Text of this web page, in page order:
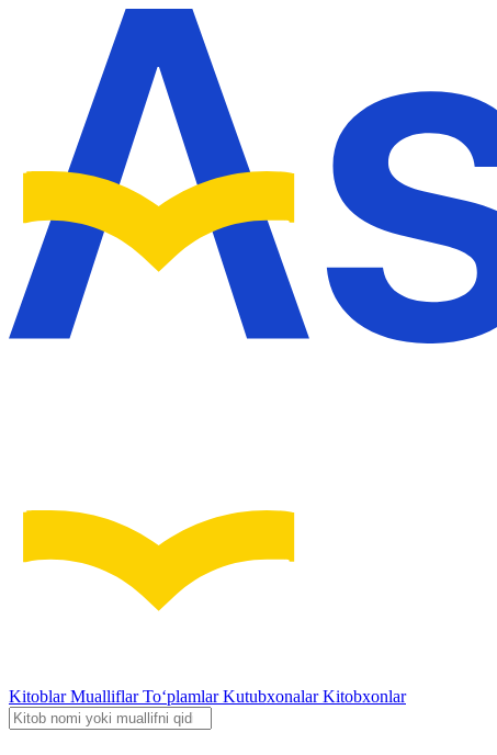
KitoblarMualliflarTo‘plamlarKutubxonalarKitobxonlar